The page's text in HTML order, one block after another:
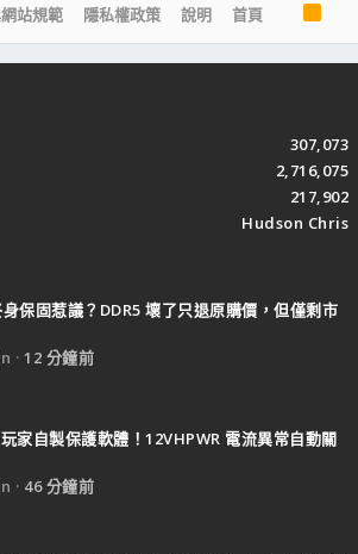
站規範 隱私權政策 說明 首頁
R
S
S
307,073
2,716,075
217,902
Hudson Chris
保固惹議？DDR5 壞了只退原購價，但僅剩市
12 分鐘前
家自製保護軟體！12VHPWR 電流異常自動關
46 分鐘前